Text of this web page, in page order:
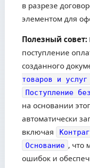
в разрезе
элементом для
Полезный совет:
поступление
созданного
товаров и услуг
Поступление
на основании
автоматически
включая
Основание , что
ошибок и